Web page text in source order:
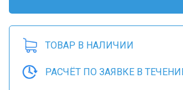
ТОВАР В НАЛИЧИИ
РАСЧЁТ ПО ЗАЯВКЕ В